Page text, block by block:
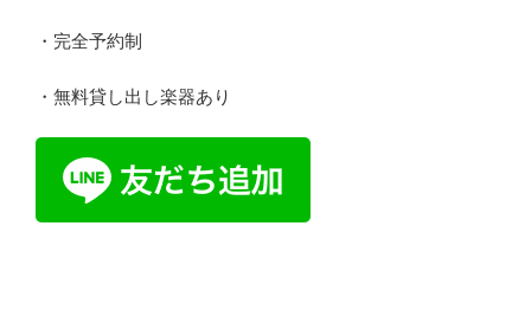
・完全予約制
・無料貸し出し楽器あり